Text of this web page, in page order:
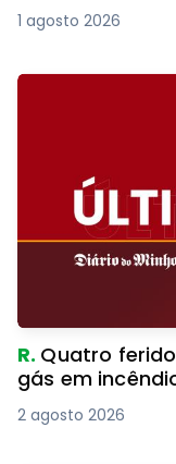
1 agosto 2026
R. Quatro
gás em
2 agosto 2026